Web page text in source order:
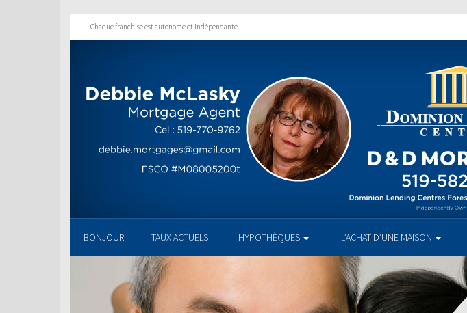
Chaque franchise est autonome et indépendante
BONJOUR TAUX ACTUELS HYPOTHÈQUES L’ACHAT D’UNE MAISON